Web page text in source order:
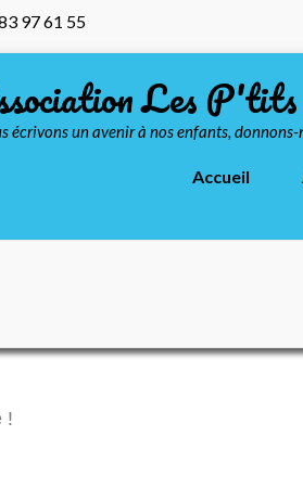
97 61 55
Les
écrivons un avenir à nos enfants,
Accueil
!